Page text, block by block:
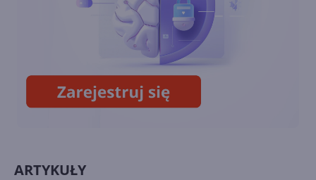
Recall - flagowa funkcja AI w
Windows 11 w końcu wydana
ARTYKUŁY